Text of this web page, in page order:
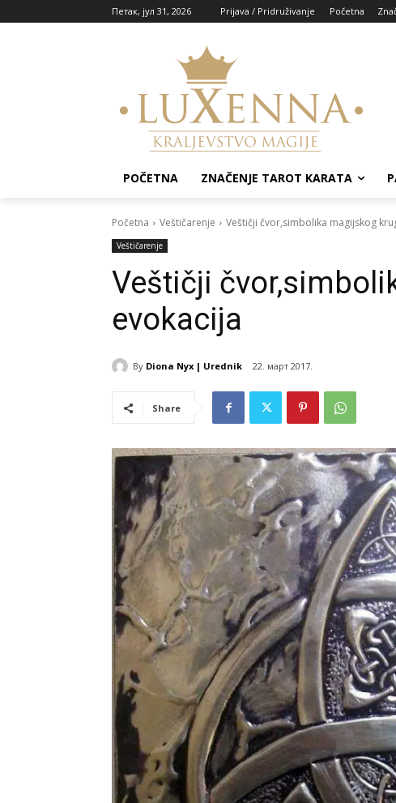
Петак, јул 31, 2026 Prijava / Pridruživanje Početna
POČETNA ZNAČENJE TAROT KARATA
Početna Veštičarenje Veštičji čvor,simbolika magijskog
Veštičarenje
Veštičji
evokacija
By Diona Nyx | Urednik 22. март 2017.
Share